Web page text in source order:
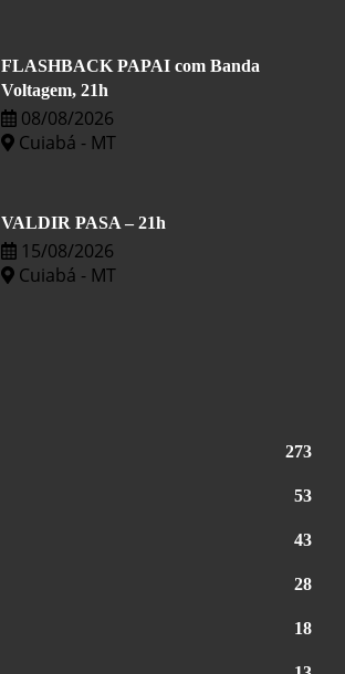
FLASHBACK PAPAI com Banda
Voltagem, 21h
08/08/2026
Cuiabá - MT
VALDIR PASA – 21h
15/08/2026
Cuiabá - MT
273
53
43
28
18